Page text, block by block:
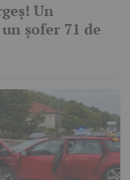
Un
șofer 71 de